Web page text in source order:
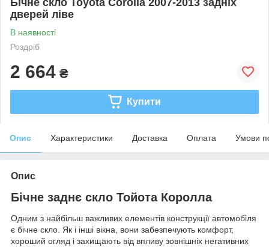
дверей ліве
В наявності
Роздріб
2 664 ₴
Купити
Опис Характеристики Доставка Оплата Умови
Опис
Бічне заднє скло Тойота Королла
Одним з найбільш важливих елементів конструкції автомобіля
є бічне скло. Як і інші вікна, вони забезпечують комфорт,
хороший огляд і захищають від впливу зовнішніх негативних